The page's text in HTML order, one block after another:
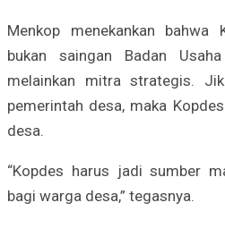
Menkop menekankan bahwa
bukan saingan Badan
melainkan mitra strategis.
pemerintah desa, maka
desa.
“Kopdes harus jadi sumber
bagi warga desa,” tegasnya.